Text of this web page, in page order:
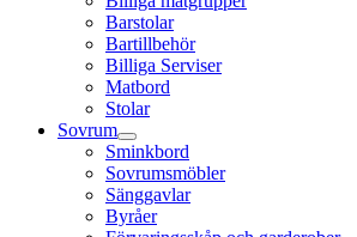
Barstolar
Bartillbehör
Billiga Serviser
Matbord
Stolar
Sovrum
Sminkbord
Sovrumsmöbler
Sänggavlar
Byråer